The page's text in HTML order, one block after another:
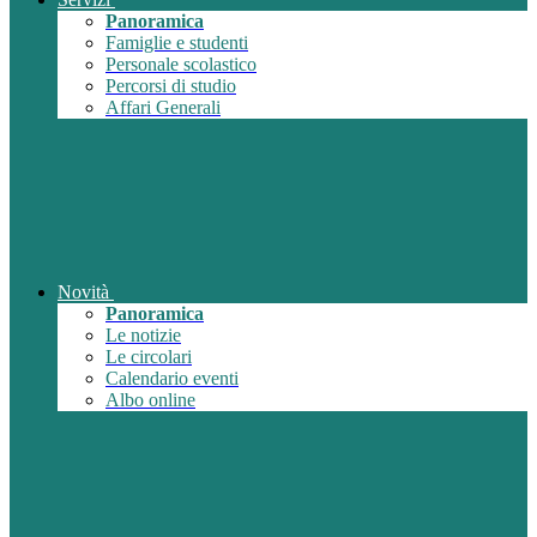
Panoramica
Famiglie e studenti
Personale scolastico
Percorsi di studio
Affari Generali
Novità
Panoramica
Le notizie
Le circolari
Calendario eventi
Albo online